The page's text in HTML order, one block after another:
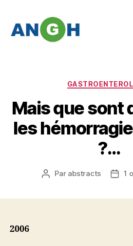
Mais que sont
les
?…
Auteur
Par abstracts
Date
1
2006